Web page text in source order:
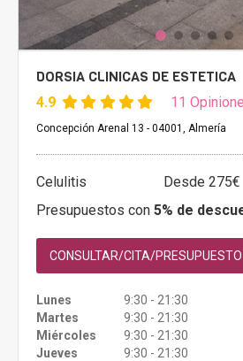
DORSIA CLINICAS DE ESTETICA
4.9 11
Concepción Arenal 13 - 04001, Almería
Celulitis
Desde 275€
Presupuestos con 5% de
CONSULTAR/CITA/PRESUPUESTO
Lunes
9:30 - 21:30
Martes
9:30 - 21:30
Miércoles
9:30 - 21:30
Jueves
9:30 - 21:30